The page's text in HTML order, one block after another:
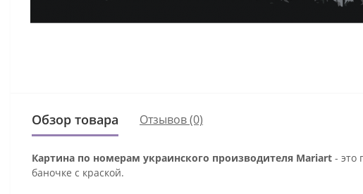
Обзор товара Отзывов (0)
Картина по номерам украинского производителя Mariart - это
баночке с краской.